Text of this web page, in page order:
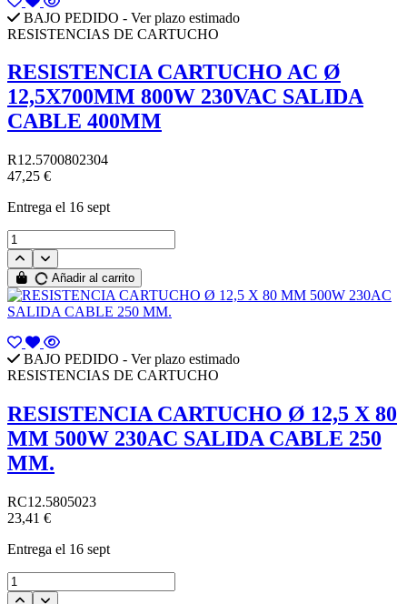
BAJO PEDIDO - Ver plazo estimado
RESISTENCIAS DE CARTUCHO
RESISTENCIA CARTUCHO AC Ø
12,5X700MM 800W 230VAC SALIDA
CABLE 400MM
R12.5700802304
47,25 €
Entrega el 16 sept
Añadir al carrito
BAJO PEDIDO - Ver plazo estimado
RESISTENCIAS DE CARTUCHO
RESISTENCIA CARTUCHO Ø 12,5 X 80
MM 500W 230AC SALIDA CABLE 250
MM.
RC12.5805023
23,41 €
Entrega el 16 sept